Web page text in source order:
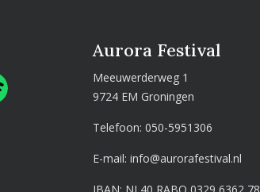
Aurora Festival
Meeuwerderweg 1
9724 EM Groningen
Telefoon:050-5951306
E-mail:info@aurorafestival.nl